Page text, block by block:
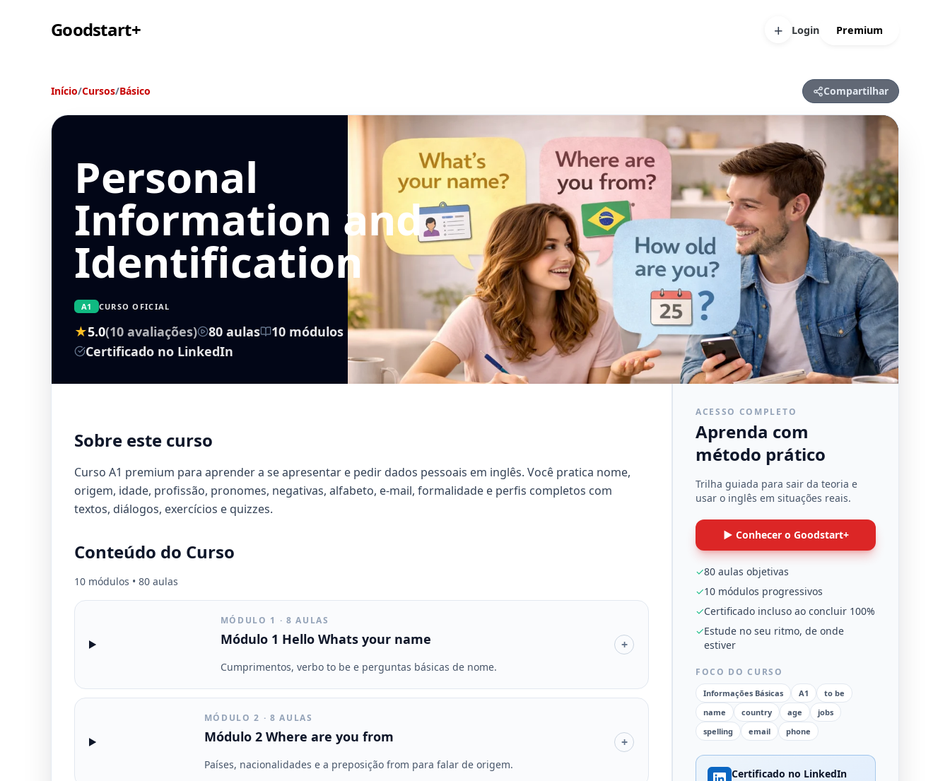
Goodstart+ + Login Premium
Início/Cursos/Básico Compartilhar
Personal
Information and
Identification
A1 CURSO OFICIAL
★5.0(10 avaliações) 80 aulas
10 módulos
Certificado no LinkedIn
Sobre este curso
Curso A1 premium para aprender a se apresentar e pedir dados pessoais em inglês. Você pratica nome,
origem, idade, profissão, pronomes, negativas, alfabeto, e-mail, formalidade e perfis completos com
textos, diálogos, exercícios e quizzes.
Conteúdo do Curso
10 módulos • 80 aulas
MÓDULO 1 · 8 AULAS
Módulo 1 Hello Whats your name
Cumprimentos, verbo to be e perguntas básicas de nome.
+
MÓDULO 2 · 8 AULAS
Módulo 2 Where are you from
Países, nacionalidades e a preposição from para falar de origem.
+
ACESSO COMPLETO
Aprenda com
método prático
Trilha guiada para sair da teoria e
usar o inglês em situações reais.
▶ Conhecer o Goodstart+
✓80 aulas objetivas
✓10 módulos progressivos
✓Certificado incluso ao concluir 100%
✓Estude no seu ritmo, de onde
estiver
FOCO DO CURSO
Informações Básicas A1
to be
name
country age
jobs
spelling
email phone
Certificado no LinkedIn